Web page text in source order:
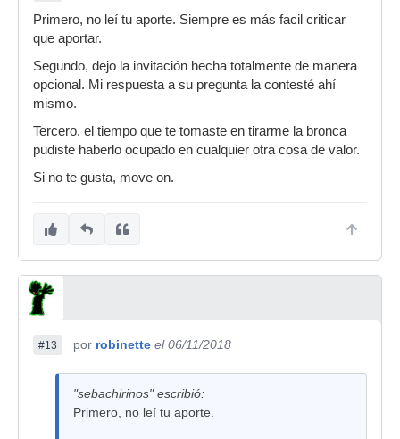
Primero, no leí tu aporte. Siempre es más facil criticar
que aportar.
Segundo, dejo la invitación hecha totalmente de manera
opcional. Mi respuesta a su pregunta la contesté ahí
mismo.
Tercero, el tiempo que te tomaste en tirarme la bronca
pudiste haberlo ocupado en cualquier otra cosa de valor.
Si no te gusta, move on.
#13 por robinette el 06/11/2018
"sebachirinos" escribió:
Primero, no leí tu aporte.